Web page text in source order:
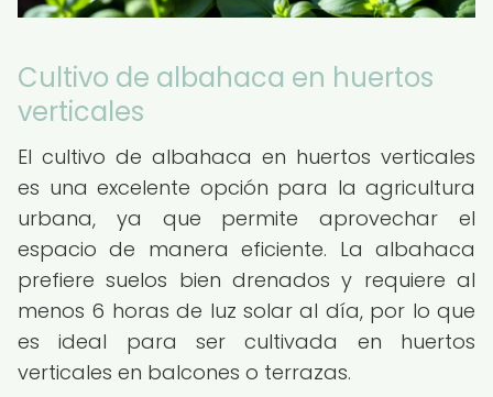
Cultivo de albahaca en huertos
verticales
El cultivo de albahaca en huertos verticales
es una excelente opción para la agricultura
urbana, ya que permite aprovechar el
espacio de manera eficiente. La albahaca
prefiere suelos bien drenados y requiere al
menos 6 horas de luz solar al día, por lo que
es ideal para ser cultivada en huertos
verticales en balcones o terrazas.